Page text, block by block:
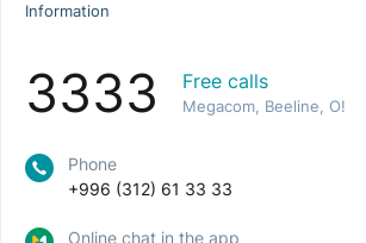
Information
3333 Free calls
Megacom, Beeline, O!
Phone
+996 (312) 61 33 33
Online chat in the app